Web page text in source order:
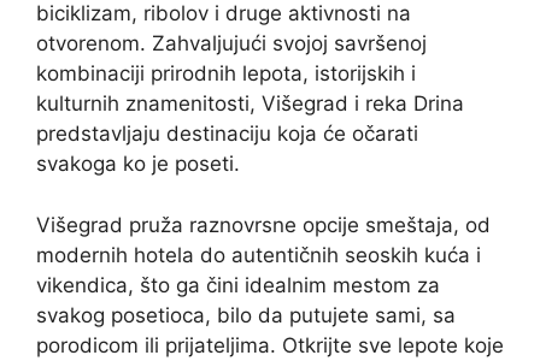
biciklizam, ribolov i druge aktivnosti na
otvorenom. Zahvaljujući svojoj savršenoj
kombinaciji prirodnih lepota, istorijskih i
kulturnih znamenitosti, Višegrad i reka Drina
predstavljaju destinaciju koja će očarati
svakoga ko je poseti.
Višegrad pruža raznovrsne opcije smeštaja, od
modernih hotela do autentičnih seoskih kuća i
vikendica, što ga čini idealnim mestom za
svakog posetioca, bilo da putujete sami, sa
porodicom ili prijateljima. Otkrijte sve lepote koje